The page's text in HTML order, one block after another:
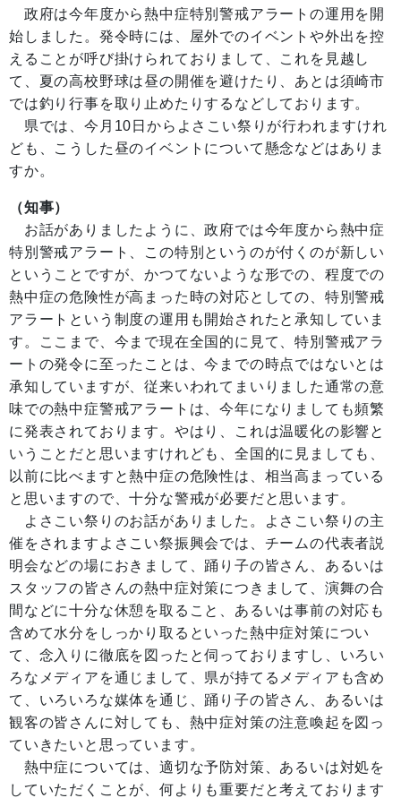
政府は今年度から熱中症特別警戒アラートの運用を開
始しました。発令時には、屋外でのイベントや外出を控
えることが呼び掛けられておりまして、これを見越し
て、夏の高校野球は昼の開催を避けたり、あとは須崎市
では釣り行事を取り止めたりするなどしております。
県では、今月10日からよさこい祭りが行われますけれ
ども、こうした昼のイベントについて懸念などはありま
すか。
（知事）
お話がありましたように、政府では今年度から熱中症
特別警戒アラート、この特別というのが付くのが新しい
ということですが、かつてないような形での、程度での
熱中症の危険性が高まった時の対応としての、特別警戒
アラートという制度の運用も開始されたと承知していま
す。ここまで、今まで現在全国的に見て、特別警戒アラ
ートの発令に至ったことは、今までの時点ではないとは
承知していますが、従来いわれてまいりました通常の意
味での熱中症警戒アラートは、今年になりましても頻繁
に発表されております。やはり、これは温暖化の影響と
いうことだと思いますけれども、全国的に見ましても、
以前に比べますと熱中症の危険性は、相当高まっている
と思いますので、十分な警戒が必要だと思います。
よさこい祭りのお話がありました。よさこい祭りの主
催をされますよさこい祭振興会では、チームの代表者説
明会などの場におきまして、踊り子の皆さん、あるいは
スタッフの皆さんの熱中症対策につきまして、演舞の合
間などに十分な休憩を取ること、あるいは事前の対応も
含めて水分をしっかり取るといった熱中症対策につい
て、念入りに徹底を図ったと伺っておりますし、いろい
ろなメディアを通じまして、県が持てるメディアも含め
て、いろいろな媒体を通じ、踊り子の皆さん、あるいは
観客の皆さんに対しても、熱中症対策の注意喚起を図っ
ていきたいと思っています。
熱中症については、適切な予防対策、あるいは対処を
していただくことが、何よりも重要だと考えております